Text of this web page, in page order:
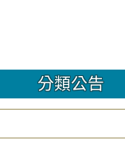
分類公告